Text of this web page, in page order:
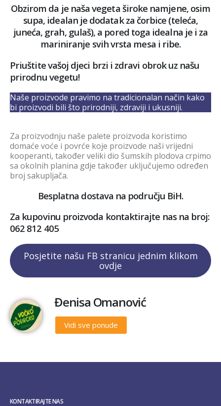
Obzirom da je naša vegeta široke namjene, osim
supa, idealan je dodatak za čorbice (teleća,
juneća, grah, gulaš), a pored toga idealna je i za
mariniranje svih vrsta mesa i ribe.
Priuštite vašoj djeci brzi i zdravi obrok uz našu
prirodnu vegetu!
Naše proizvode pravimo na tradicionalan način kako
bi proizvodi bili što prirodniji, zdraviji i ukusniji.
Za proizvodnju naše palete proizvoda koristimo
domaće voće i povrće koje proizvode naši vrijedni
kooperanti, također veliki dio šumskih plodova crpimo
sa okolnih planina gdje također uključujemo određen
broj sakupljača.
Besplatna dostava na području BiH.
Za kupovinu proizvoda kontaktirajte nas na broj:
062 812 405
Posjetite našu FB stranicu jednim klikom
ovdje
Đenisa Omanović
Vidi sve ponude
KONTAKTIRAJTE NAS